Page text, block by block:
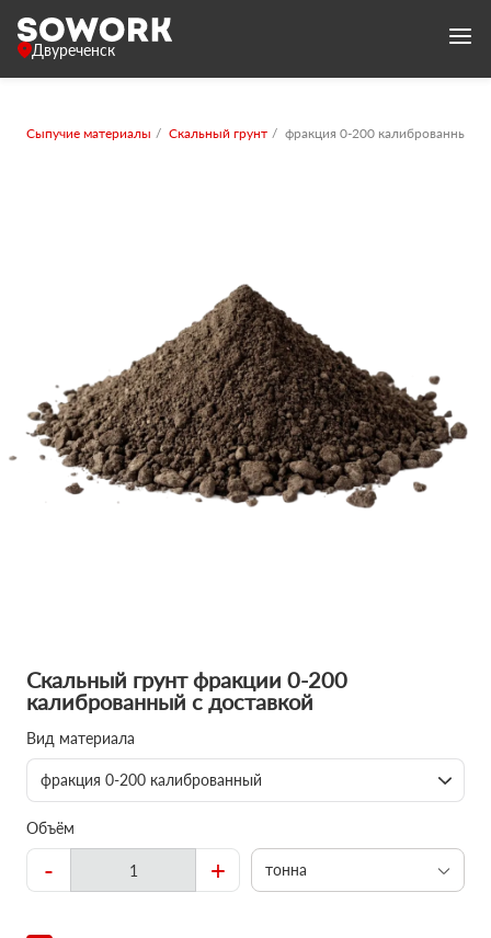
Двуреченск
Сыпучие материалы Скальный грунт фракция 0-200 калиброванный
Скальный грунт фракции 0-200
калиброванный с доставкой
Вид материала
фракция 0-200 калиброванный
Объём
- + тонна